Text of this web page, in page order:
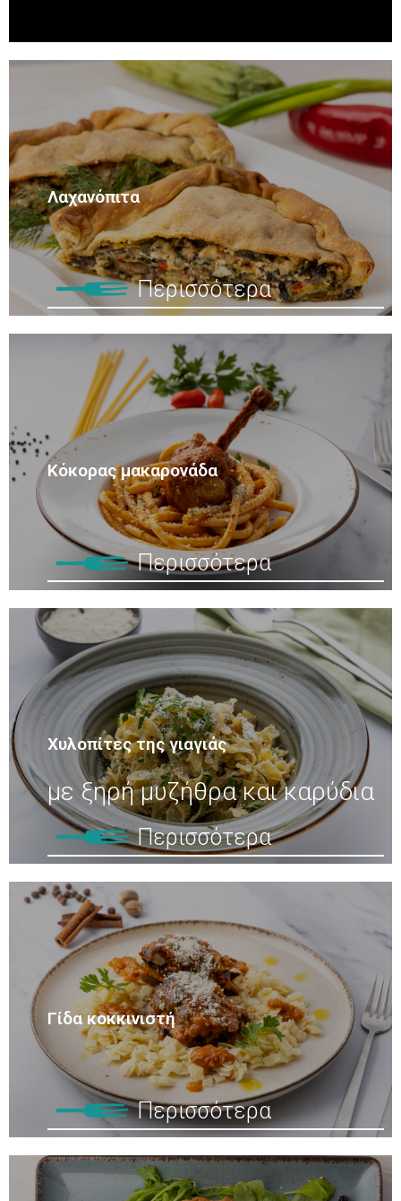
Λαχανόπιτα
Περισσότερα
Κόκορας μακαρονάδα
Περισσότερα
Χυλοπίτες της γιαγιάς
με ξηρή μυζήθρα και καρύδια
Περισσότερα
Γίδα κοκκινιστή
Περισσότερα